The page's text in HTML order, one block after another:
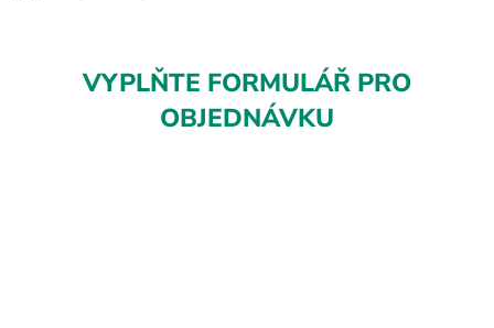
VYPLŇTE FORMULÁŘ PRO
OBJEDNÁVKU